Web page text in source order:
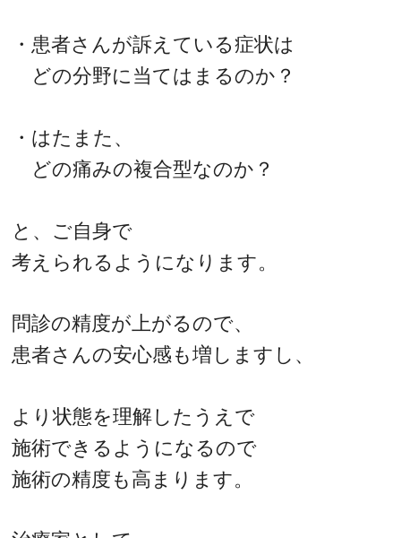
・患者さんが訴えている症状は
どの分野に当てはまるのか？
・はたまた、
どの痛みの複合型なのか？
と、ご自身で
考えられるようになります。
問診の精度が上がるので、
患者さんの安心感も増しますし、
より状態を理解したうえで
施術できるようになるので
施術の精度も高まります。